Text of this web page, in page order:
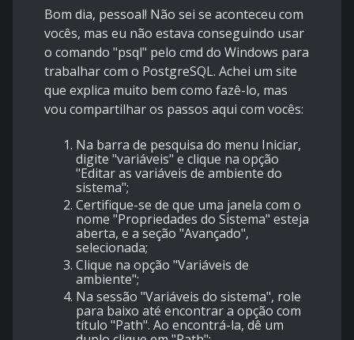
Bom dia, pessoal! Não sei se aconteceu com
vocês, mas eu não estava conseguindo usar
o comando "psql" pelo cmd do Windows para
trabalhar com o PostgreSQL. Achei um site
que explica muito bem como fazê-lo, mas
vou compartilhar os passos aqui com vocês:
Na barra de pesquisa do menu Iniciar,
digite "variáveis" e clique na opção
"Editar as variáveis de ambiente do
sistema";
Certifique-se de que uma janela com o
nome "Propriedades do Sistema" esteja
aberta, e a seção "Avançado",
selecionada;
Clique na opção "Variáveis de
ambiente";
Na sessão "Variáveis do sistema", role
para baixo até encontrar a opção com
título "Path". Ao encontrá-la, dê um